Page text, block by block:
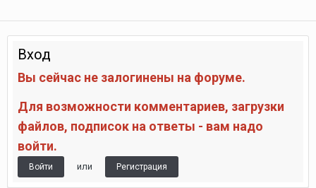
Вход
Вы сейчас не залогинены на форуме.
Для возможности комментариев, загрузки
файлов, подписок на ответы - вам надо
войти.
Войти или Регистрация